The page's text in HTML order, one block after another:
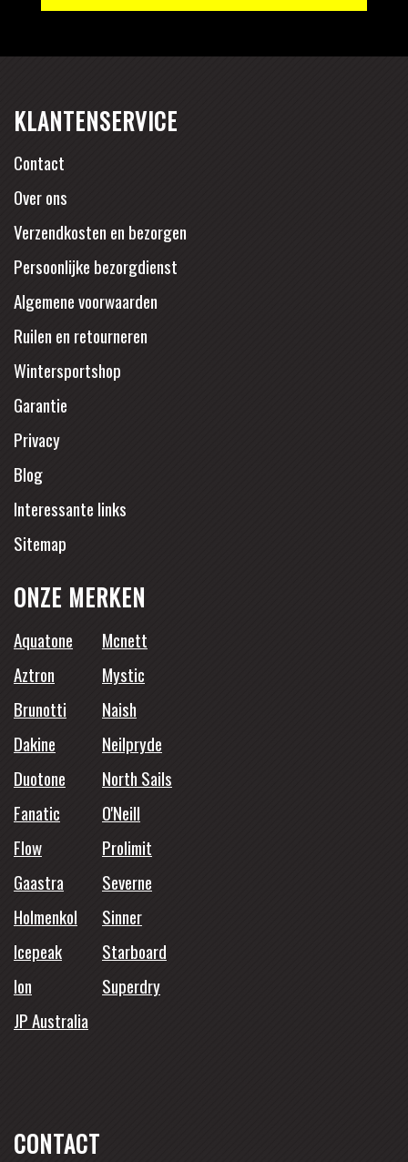
KLANTENSERVICE
Contact
Over ons
Verzendkosten en bezorgen
Persoonlijke bezorgdienst
Algemene voorwaarden
Ruilen en retourneren
Wintersportshop
Garantie
Privacy
Blog
Interessante links
Sitemap
ONZE MERKEN
Aquatone
Mcnett
Aztron
Mystic
Brunotti
Naish
Dakine
Neilpryde
Duotone
North Sails
Fanatic
O'Neill
Flow
Prolimit
Gaastra
Severne
Holmenkol
Sinner
Icepeak
Starboard
Ion
Superdry
JP Australia
CONTACT